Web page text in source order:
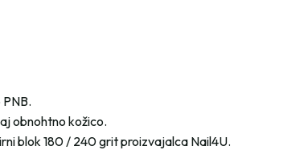
obnohtno kožico.
blok 180 / 240 grit proizvajalca Nail4U.